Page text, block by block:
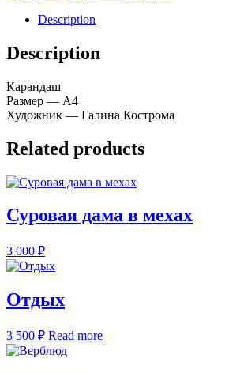
Description
Description
Карандаш
Размер — А4
Художник — Галина Кострома
Related products
Суровая дама в мехах
3 000 ₽
Отдых
3 500 ₽ Read more